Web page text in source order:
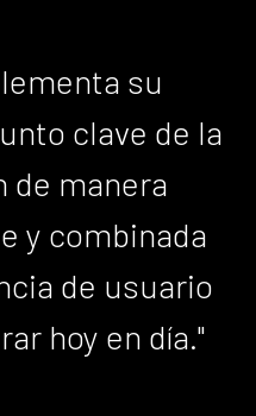
su
clave de la
de manera
y combinada
de usuario
hoy en día."
Sistemas